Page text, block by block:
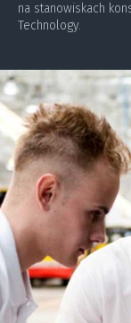
na stanowiskach
Technology.